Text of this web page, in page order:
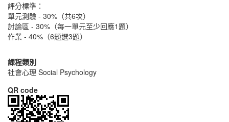
評分標準：
單元測驗 - 30%（共6次）
討論區 - 30%（每一單元至少回應1題）
作業 - 40%（6題選3題）
課程類別
社會心理 Social Psychology
QR code